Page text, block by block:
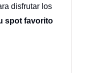
disfrutar los
spot favorito